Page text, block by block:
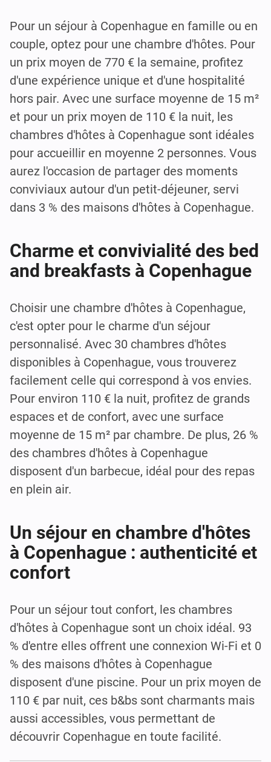
Pour un séjour à Copenhague en famille ou en
couple, optez pour une chambre d'hôtes. Pour
un prix moyen de 770 € la semaine, profitez
d'une expérience unique et d'une hospitalité
hors pair. Avec une surface moyenne de 15 m²
et pour un prix moyen de 110 € la nuit, les
chambres d'hôtes à Copenhague sont idéales
pour accueillir en moyenne 2 personnes. Vous
aurez l'occasion de partager des moments
conviviaux autour d'un petit-déjeuner, servi
dans 3 % des maisons d'hôtes à Copenhague.
Charme et convivialité des bed
and breakfasts à Copenhague
Choisir une chambre d'hôtes à Copenhague,
c'est opter pour le charme d'un séjour
personnalisé. Avec 30 chambres d'hôtes
disponibles à Copenhague, vous trouverez
facilement celle qui correspond à vos envies.
Pour environ 110 € la nuit, profitez de grands
espaces et de confort, avec une surface
moyenne de 15 m² par chambre. De plus, 26 %
des chambres d'hôtes à Copenhague
disposent d'un barbecue, idéal pour des repas
en plein air.
Un séjour en chambre d'hôtes
à Copenhague : authenticité et
confort
Pour un séjour tout confort, les chambres
d'hôtes à Copenhague sont un choix idéal. 93
% d'entre elles offrent une connexion Wi-Fi et 0
% des maisons d'hôtes à Copenhague
disposent d'une piscine. Pour un prix moyen de
110 € par nuit, ces b&bs sont charmants mais
aussi accessibles, vous permettant de
découvrir Copenhague en toute facilité.